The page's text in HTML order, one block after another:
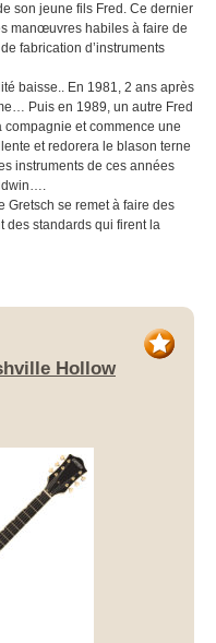
son jeune fils Fred. Ce dernier
manœuvres habiles à faire de
fabrication d’instruments
baisse.. En 1981, 2 ans après
Puis en 1989, un autre Fred
et commence une
et redorera le blason terne
instruments de ces années
Gretsch se remet à faire des
des standards qui firent la
Hollow